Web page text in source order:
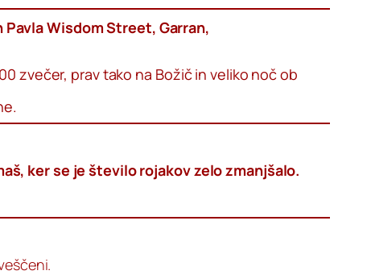
Pavla Wisdom Street, Garran,
zvečer, prav tako na Božič in veliko noč ob
ker se je število rojakov zelo zmanjšalo.